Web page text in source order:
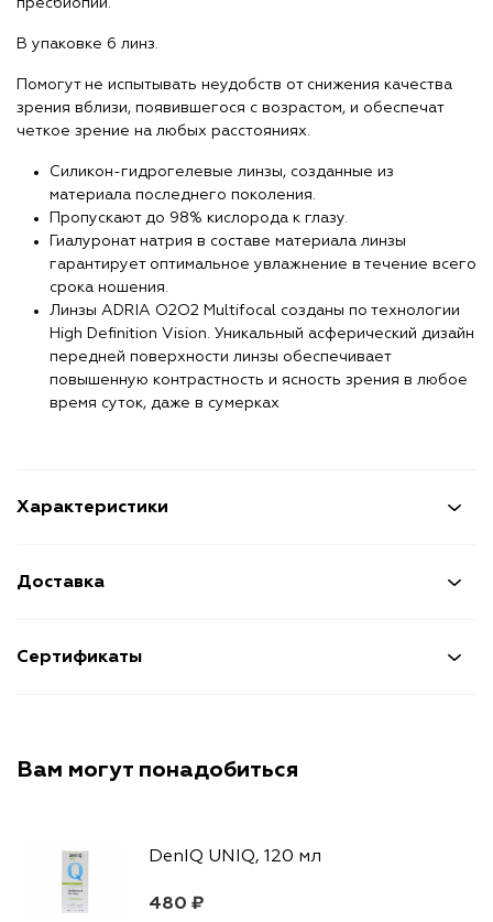
пресбиопии.
В упаковке 6 линз.
Помогут не испытывать неудобств от снижения качества
зрения вблизи, появившегося с возрастом, и обеспечат
четкое зрение на любых расстояниях.
Силикон-гидрогелевые линзы, созданные из
материала последнего поколения.
Пропускают до 98% кислорода к глазу.
Гиалуронат натрия в составе материала линзы
гарантирует оптимальное увлажнение в течение всего
срока ношения.
Линзы ADRIA O2O2 Multifocal созданы по технологии
High Definition Vision. Уникальный асферический дизайн
передней поверхности линзы обеспечивает
повышенную контрастность и ясность зрения в любое
время суток, даже в сумерках
Характеристики
Доставка
Сертификаты
Вам могут понадобиться
480 ₽
DenIQ UNIQ, 120 мл